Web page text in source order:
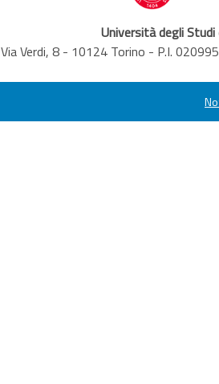
Università degli Studi
Via Verdi, 8 - 10124 Torino - P.I.